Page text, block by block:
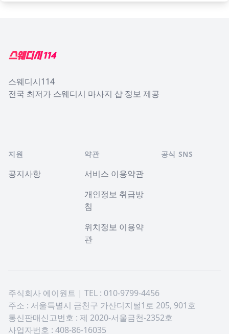
스웨디시114
전국 최저가 스웨디시 마사지 샵 정보 제공
지원
공지사항
약관
서비스 이용약관
개인정보 취급방
침
위치정보 이용약
관
공식 SNS
주식회사 에이원트 | TEL : 010-9799-4456
주소 : 서울특별시 금천구 가산디지털1로 205, 901호
통신판매신고번호 : 제 2020-서울금천-2352호
사업자번호 : 408-86-16035